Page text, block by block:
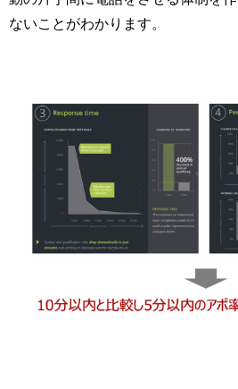
ないことがわかります。